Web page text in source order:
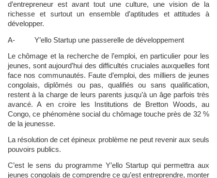
d’entrepreneur est avant tout une culture, une vision de la
richesse et surtout un ensemble d’aptitudes et attitudes à
développer.
A- Y’ello Startup une passerelle de développement
Le chômage et la recherche de l’emploi, en particulier pour les
jeunes, sont aujourd’hui des difficultés cruciales auxquelles font
face nos communautés. Faute d’emploi, des milliers de jeunes
congolais, diplômés ou pas, qualifiés ou sans qualification,
restent à la charge de leurs parents jusqu’à un âge parfois très
avancé. A en croire les Institutions de Bretton Woods, au
Congo, ce phénomène social du chômage touche près de 32 %
de la jeunesse.
La résolution de cet épineux problème ne peut revenir aux seuls
pouvoirs publics.
C’est le sens du programme Y’ello Startup qui permettra aux
jeunes congolais de comprendre ce qu’est entreprendre, monter